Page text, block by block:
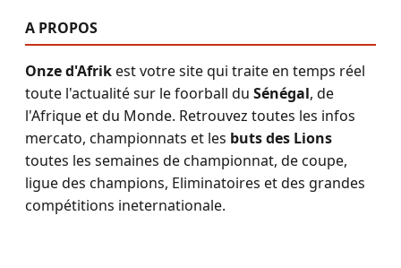
A PROPOS
Onze d'Afrikest votre site qui traite en temps réel
toute l'actualité sur le foorball du Sénégal, de
l'Afrique et du Monde. Retrouvez toutes les infos
mercato, championnats et les buts des Lions
toutes les semaines de championnat, de coupe,
ligue des champions, Eliminatoires et des grandes
compétitions ineternationale.